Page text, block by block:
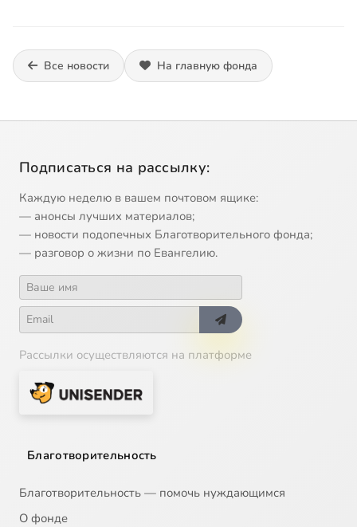
Все новости На главную фонда
Подписаться на рассылку:
Каждую неделю в вашем почтовом ящике:
— анонсы лучших материалов;
— новости подопечных Благотворительного фонда;
— разговор о жизни по Евангелию.
Рассылки осуществляются на платформе
Благотворительность
Благотворительность — помочь нуждающимся
О фонде